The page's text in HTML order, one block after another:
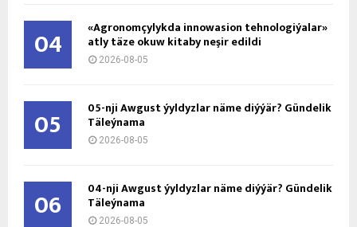
04 «Agronomçylykda innowasion tehnologiýalar»
atly täze okuw kitaby neşir edildi
2026-08-05
05 05-nji Awgust ýyldyzlar näme diýýär? Gündelik
Täleýnama
2026-08-05
06 04-nji Awgust ýyldyzlar näme diýýär? Gündelik
Täleýnama
2026-08-05